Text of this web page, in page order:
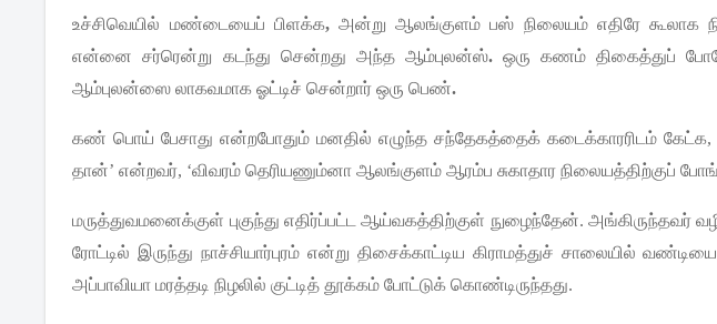
உச்சிவெயில் மண்டையைப் பிளக்க, அன்று ஆலங்குளம் பஸ் நிலையம் எதிரே கூலாக
என்னை
சர்ரென்று கடந்து சென்றது அந்த ஆம்புலன்ஸ். ஒரு கணம் திகைத்துப்
ஆம்புலன்ஸை லாகவமாக ஓட்டிச் சென்றார் ஒரு பெண்.
கண் பொய் பேசாது என்றபோதும் மனதில் எழுந்த சந்தேகத்தைக் கடைக்காரரிடம் கேட்க,
தான்’என்றவர், ‘விவரம் தெரியணும்னா ஆலங்குளம் ஆரம்ப சுகாதார நிலையத்திற்குப்
மருத்துவமனைக்குள் புகுந்து எதிர்ப்பட்ட ஆய்வகத்திற்குள் நுழைந்தேன். அங்கிருந்தவர்
ரோட்டில் இருந்து நாச்சியார்புரம் என்று திசைக்காட்டிய கிராமத்துச் சாலையில் வண்டியை
அப்பாவியா மரத்தடி நிழலில் குட்டித் தூக்கம் போட்டுக் கொண்டிருந்தது.